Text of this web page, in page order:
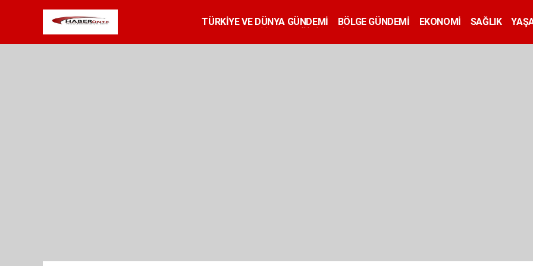
TÜRKİYE VE DÜNYA GÜNDEMİ BÖLGE GÜNDEMİ EKONOMİ SAĞLIK